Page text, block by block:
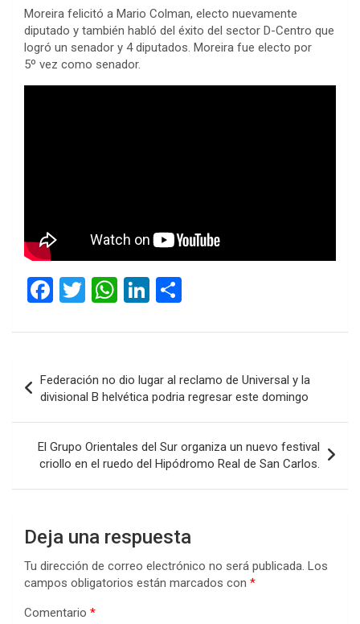
Moreira felicitó a Mario Colman, electo nuevamente
diputado y también habló del éxito del sector D-Centro que
logró un senador y 4 diputados. Moreira fue electo por
5º vez como senador.
F
ce
b
o
o
k
T
tt
er
W
at
s
A
p
p
Li
ke
n
m
ar
tir
de
entradas
Federación no dio lugar al reclamo de Universal y la
divisional B helvética podria regresar este domingo
El Grupo Orientales del Sur organiza un nuevo festival
criollo en el ruedo del Hipódromo Real de San Carlos.
Deja una respuesta
Tu dirección de correo electrónico no será publicada. Los
campos obligatorios están marcados con *
Comentario *